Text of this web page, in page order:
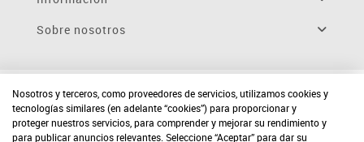
Sobre nosotros
Nosotros y terceros, como proveedores de servicios, utilizamos cookies y
tecnologías similares (en adelante “cookies”) para proporcionar y
proteger nuestros servicios, para comprender y mejorar su rendimiento y
para publicar anuncios relevantes. Seleccione “Aceptar” para dar su